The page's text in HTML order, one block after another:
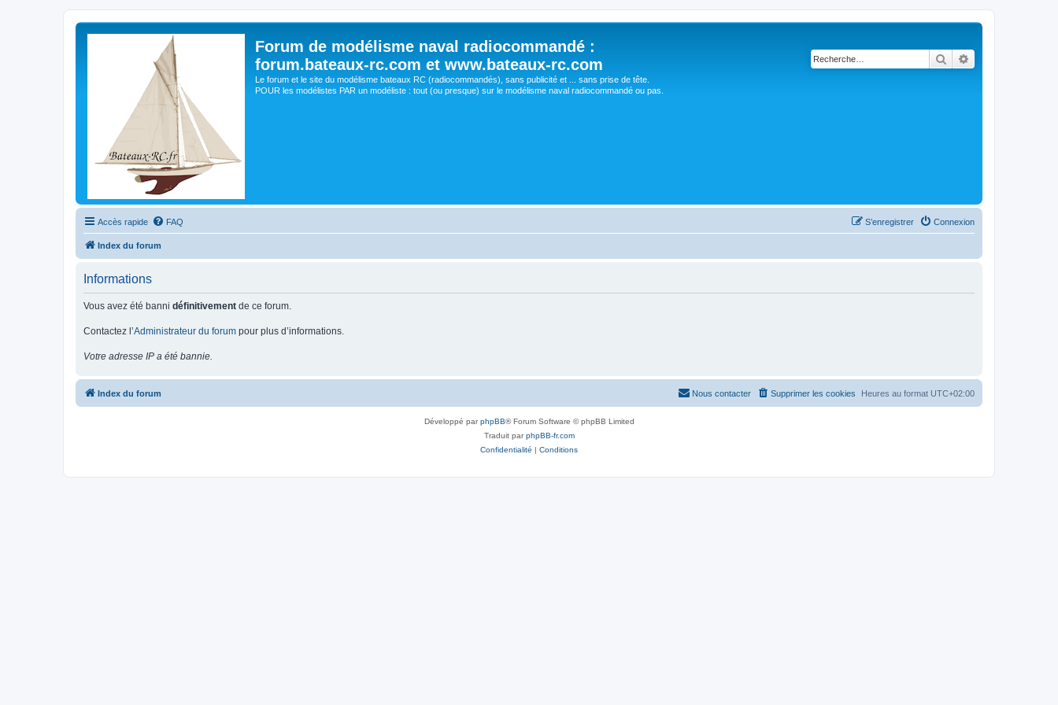
Forum de modélisme naval radiocommandé :
forum.bateaux-rc.com et www.bateaux-rc.com
Le forum et le site du modélisme bateaux RC (radiocommandés), sans publicité et ... sans prise de tête.
POUR les modélistes PAR un modéliste : tout (ou presque) sur le modélisme naval radiocommandé ou pas.
Rechercher
Accès rapide FAQ Connexion
S’enregistrer
Index du forum
Informations
Vous avez été banni définitivement de ce forum.
Contactez l’Administrateur du forum pour plus d’informations.
Votre adresse IP a été bannie.
Index du forum Heures au format UTC+02:00
Supprimer les cookies
Nous contacter
Développé parphpBB® Forum Software © phpBB Limited
Traduit parphpBB-fr.com
Confidentialité | Conditions